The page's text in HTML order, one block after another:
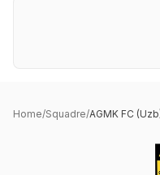
Home/Squadre/AGMK FC